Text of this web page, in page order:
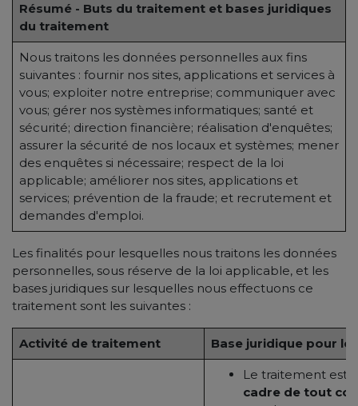
Résumé - Buts du traitement et bases juridiques
du traitement
Nous traitons les données personnelles aux fins
suivantes : fournir nos sites, applications et services à
vous; exploiter notre entreprise; communiquer avec
vous; gérer nos systèmes informatiques; santé et
sécurité; direction financière; réalisation d'enquêtes;
assurer la sécurité de nos locaux et systèmes; mener
des enquêtes si nécessaire; respect de la loi
applicable; améliorer nos sites, applications et
services; prévention de la fraude; et recrutement et
demandes d'emploi.
Les finalités pour lesquelles nous traitons les données
personnelles, sous réserve de la loi applicable, et les
bases juridiques sur lesquelles nous effectuons ce
traitement sont les suivantes :
Activité de traitement Base juridique pour
Le traitement est
cadre de tout